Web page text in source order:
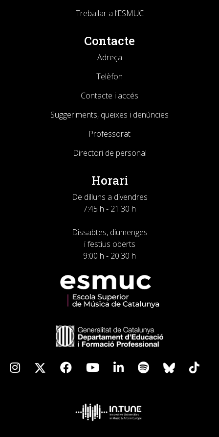
Treballar a l’ESMUC
Contacte
Adreça
Telèfon
Contacte i accés
Suggeriments, queixes i denúncies
Professorat
Directori de personal
Horari
De dilluns a divendres
7:45 h - 21:30 h
Dissabtes, diumenges
i festius oberts
9:00 h - 20:30 h